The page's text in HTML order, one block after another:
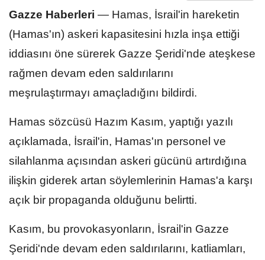
Gazze Haberleri — Hamas, İsrail'in hareketin
(Hamas'ın) askeri kapasitesini hızla inşa ettiği
iddiasını öne sürerek Gazze Şeridi'nde ateşkese
rağmen devam eden saldırılarını
meşrulaştırmayı amaçladığını bildirdi.
Hamas sözcüsü Hazım Kasım, yaptığı yazılı
açıklamada, İsrail'in, Hamas'ın personel ve
silahlanma açısından askeri gücünü artırdığına
ilişkin giderek artan söylemlerinin Hamas'a karşı
açık bir propaganda olduğunu belirtti.
Kasım, bu provokasyonların, İsrail'in Gazze
Şeridi'nde devam eden saldırılarını, katliamları,